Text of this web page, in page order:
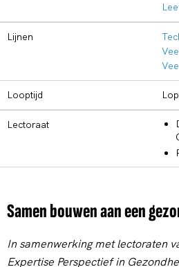
Lijnen
Looptijd
Lectoraat
Samen bouwen aan een
In samenwerking met lectoraten
Expertise Perspectief in